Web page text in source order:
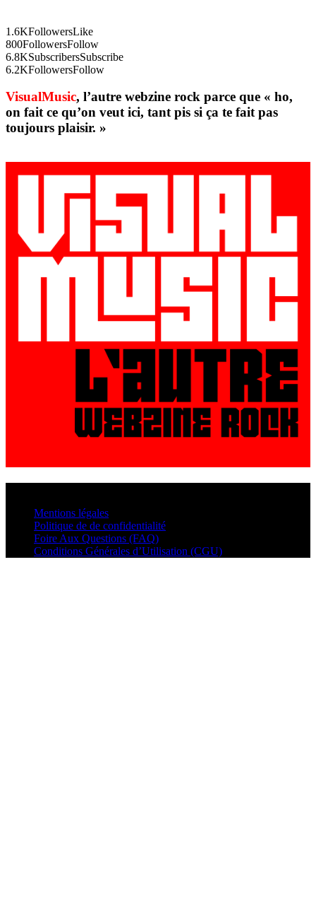
1.6KFollowersLike
800FollowersFollow
6.8KSubscribersSubscribe
6.2KFollowersFollow
VisualMusic, l’autre webzine rock parce que « ho,
on fait ce qu’on veut ici, tant pis si ça te fait pas
toujours plaisir. »
Mentions légales
Politique de de confidentialité
Foire Aux Questions (FAQ)
Conditions Générales d’Utilisation (CGU)